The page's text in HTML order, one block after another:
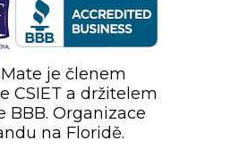
je členem
CSIET a držitelem
BBB. Organizace
na Floridě.